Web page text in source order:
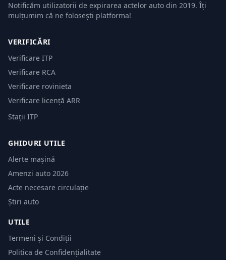
Notificăm utilizatorii de expirarea actelor auto din 2019. Îți
mulțumim că ne folosești platforma!
VERIFICĂRI
Verificare ITP
Verificare RCA
Verificare rovinieta
Verificare licență ARR
Stații ITP
GHIDURI UTILE
Alerte mașină
Amenzi auto 2026
Acte necesare circulație
Știri auto
UTILE
Termeni și Condiții
Politica de Confidențialitate